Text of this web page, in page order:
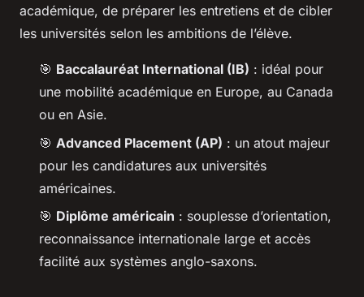
académique, de préparer les entretiens et de cibler
les universités selon les ambitions de l’élève.
🎯 Baccalauréat International (IB) : idéal pour
une mobilité académique en Europe, au Canada
ou en Asie.
🎯 Advanced Placement (AP) : un atout majeur
pour les candidatures aux universités
américaines.
🎯 Diplôme américain : souplesse d’orientation,
reconnaissance internationale large et accès
facilité aux systèmes anglo-saxons.